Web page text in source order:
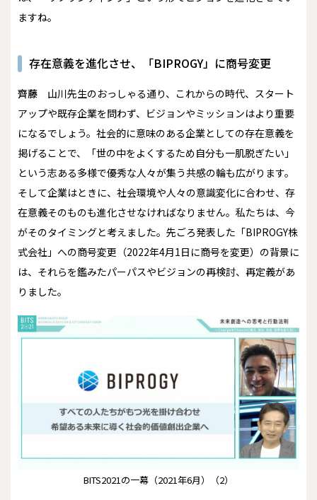
ますね。
存在意義を進化させ、「BIPROGY」に商号変更
齊藤 山川先生のおっしゃる通り、これからの時代、スタート
アップや既存企業を問わず、ビジョンやミッションはより重要
になるでしょう。社会的に意味のある企業としての存在意義を
掲げることで、「世の中をよくするため自分も一肌脱ぎたい」
という志ある多様で優秀な人々が集う共感の輪も広がります。
そして企業はときに、社会環境や人々の意識変化に合わせ、存
在意義そのものも進化させなければなりません。私たちは、今
がそのタイミングと考えました。先ごろ発表した「BIPROGY株
式会社」への商号変更（2022年4月1日に商号を変更）の背景に
は、それらを鑑みたパーパスやビジョンの再検討、再定義があ
りました。
BITS2021の一幕（2021年6月）（2）